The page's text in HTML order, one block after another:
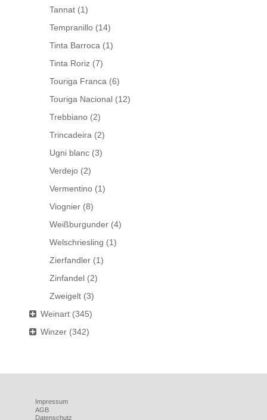
Tannat (1)
Tempranillo (14)
Tinta Barroca (1)
Tinta Roriz (7)
Touriga Franca (6)
Touriga Nacional (12)
Trebbiano (2)
Trincadeira (2)
Ugni blanc (3)
Verdejo (2)
Vermentino (1)
Viognier (8)
Weißburgunder (4)
Welschriesling (1)
Zierfandler (1)
Zinfandel (2)
Zweigelt (3)
Weinart (345)
Winzer (342)
Impressum
AGB
Datenschutz